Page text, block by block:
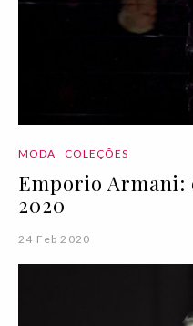
MODA COLEÇÕES
Emporio
2020
24 Feb 2020